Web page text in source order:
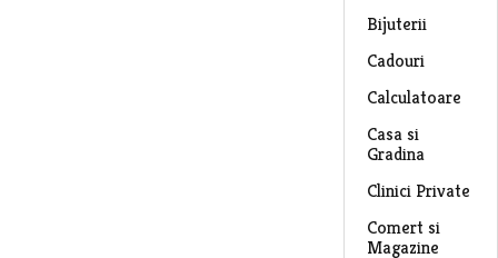
Bijuterii
Cadouri
Calculatoare
Casa si
Gradina
Clinici Private
Comert si
Magazine